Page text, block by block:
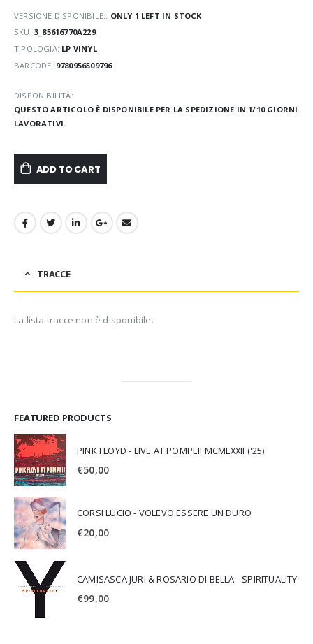
VERSIONE DISPONIBILE:: ONLY 1 LEFT IN STOCK
SKU: 3_85616770A229
TIPOLOGIA: LP VINYL
BARCODE: 9780956509796
DISPONIBILITÀ:
QUESTO ARTICOLO È DISPONIBILE PER LA SPEDIZIONE IN 1/10 GIORNI
LAVORATIVI.
ADD TO CART
TRACCE
La lista tracce non è disponibile.
FEATURED PRODUCTS
PINK FLOYD - LIVE AT POMPEII MCMLXXII ('25)
€50,00
CORSI LUCIO - VOLEVO ESSERE UN DURO
€20,00
CAMISASCA JURI & ROSARIO DI BELLA - SPIRITUALITY
€99,00